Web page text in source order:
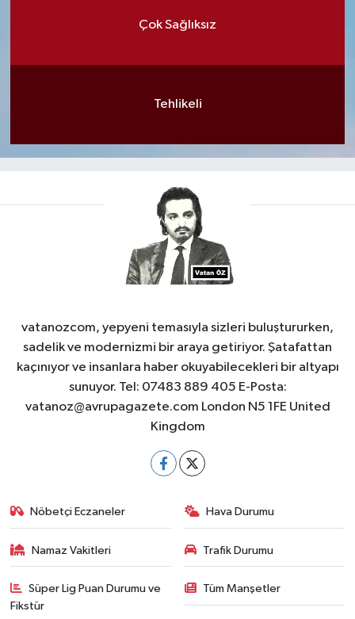
Çok Sağlıksız
Tehlikeli
vatanozcom, yepyeni temasıyla sizleri buluştururken,
sadelik ve modernizmi bir araya getiriyor. Şatafattan
kaçınıyor ve insanlara haber okuyabilecekleri bir altyapı
sunuyor. Tel: 07483 889 405 E-Posta:
vatanoz@avrupagazete.com London N5 1FE United
Kingdom
Nöbetçi Eczaneler Hava Durumu
Namaz Vakitleri Trafik Durumu
Süper Lig Puan Durumu ve
Fikstür
Tüm Manşetler